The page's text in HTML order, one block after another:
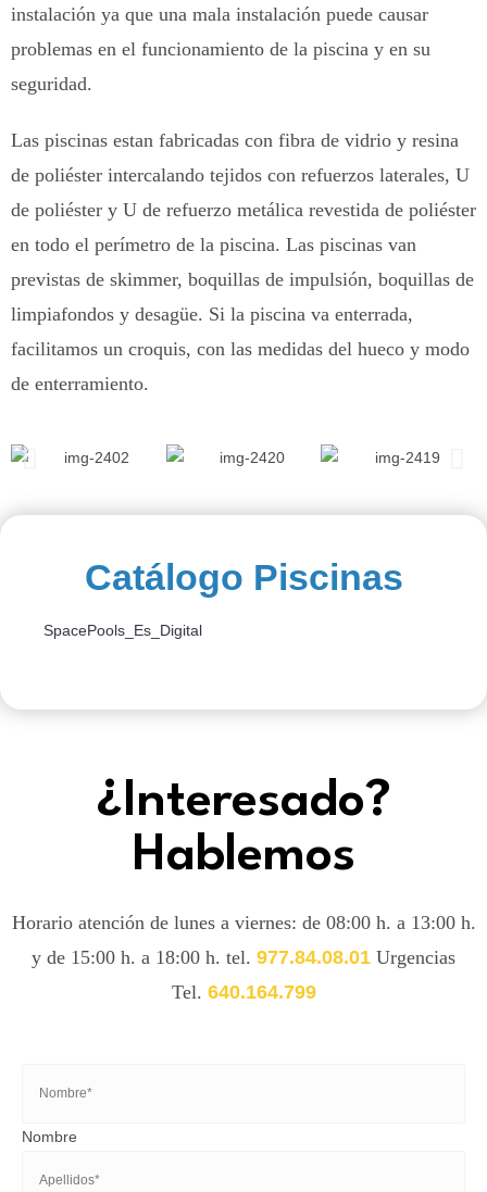
instalación ya que una mala instalación puede causar
problemas en el funcionamiento de la piscina y en su
seguridad.
Las piscinas estan fabricadas con fibra de vidrio y resina
de poliéster intercalando tejidos con refuerzos laterales, U
de poliéster y U de refuerzo metálica revestida de poliéster
en todo el perímetro de la piscina. Las piscinas van
previstas de skimmer, boquillas de impulsión, boquillas de
limpiafondos y desagüe. Si la piscina va enterrada,
facilitamos un croquis, con las medidas del hueco y modo
de enterramiento.
Catálogo Piscinas
SpacePools_Es_Digital
¿Interesado?
Hablemos
Horario atención de lunes a viernes: de 08:00 h. a 13:00 h.
y de 15:00 h. a 18:00 h. tel. 977.84.08.01 Urgencias
Tel. 640.164.799
Nombre